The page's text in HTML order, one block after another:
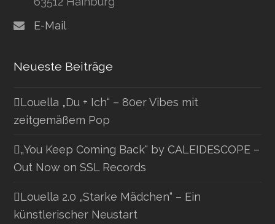
E-Mail
Neueste Beiträge
Louella „Du + Ich“ – 80er Vibes mit
zeitgemäßem Pop
„You Keep Coming Back“ by CALEIDESCOPE –
Out Now on SSL Records
Louella 2.0 „Starke Mädchen“ – Ein
künstlerischer Neustart